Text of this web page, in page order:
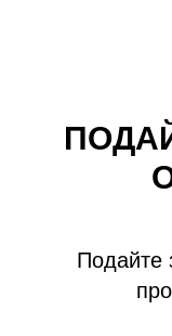
Подайте